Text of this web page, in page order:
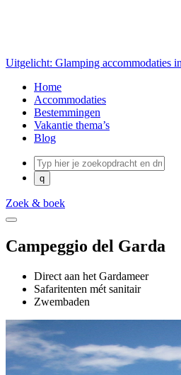
Uitgelicht: Glamping accommodaties
Home
Accommodaties
Bestemmingen
Vakantie thema’s
Blog
Zoek & boek
Campeggio del Garda
Direct aan het Gardameer
Safaritenten mét sanitair
Zwembaden